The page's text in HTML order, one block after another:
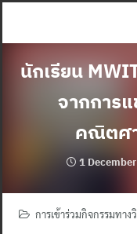
นักเรียน
จากการ
คณิตศ
1
การเข้าร่วมกิจกรรมทาง